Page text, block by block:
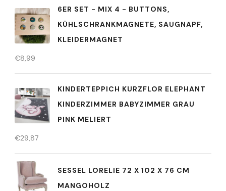
6ER SET - MIX 4 - BUTTONS,
KÜHLSCHRANKMAGNETE, SAUGNAPF,
KLEIDERMAGNET
€8,99
KINDERTEPPICH KURZFLOR ELEPHANT
KINDERZIMMER BABYZIMMER GRAU
PINK MELIERT
€29,87
SESSEL LORELIE 72 X 102 X 76 CM
MANGOHOLZ